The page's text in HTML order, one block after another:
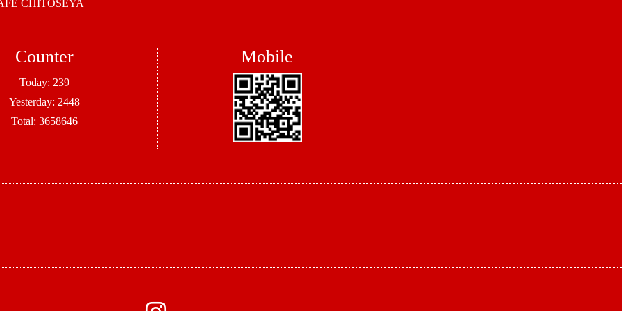
CHITOSEYA
Counter
Today: 239
Yesterday: 2448
Total: 3658646
Mobile